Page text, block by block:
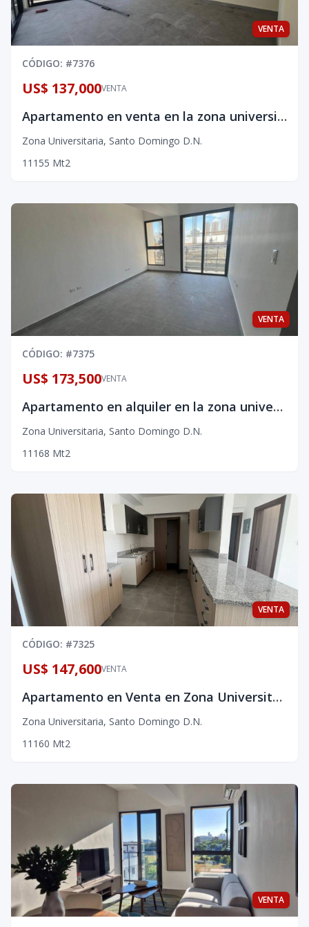
VENTA
CÓDIGO: #7376
VENTA
US$ 137,000
Apartamento en venta en la zona universitaria de una habitacion
Zona Universitaria, Santo Domingo D.N.
1 1 1 55 Mt2
VENTA
CÓDIGO: #7375
VENTA
US$ 173,500
Apartamento en alquiler en la zona universitaria
Zona Universitaria, Santo Domingo D.N.
1 1 168 Mt2
VENTA
CÓDIGO: #7325
VENTA
US$ 147,600
Apartamento en Venta en Zona Universitaria
Zona Universitaria, Santo Domingo D.N.
1 1 160 Mt2
VENTA